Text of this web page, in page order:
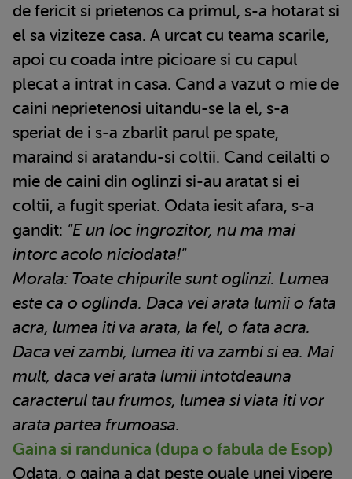
de fericit si prietenos ca primul, s-a hotarat si
el sa viziteze casa. A urcat cu teama scarile,
apoi cu coada intre picioare si cu capul
plecat a intrat in casa. Cand a vazut o mie de
caini neprietenosi uitandu-se la el, s-a
speriat de i s-a zbarlit parul pe spate,
maraind si aratandu-si coltii. Cand ceilalti o
mie de caini din oglinzi si-au aratat si ei
coltii, a fugit speriat. Odata iesit afara, s-a
gandit: "E un loc ingrozitor, nu ma mai
intorc acolo niciodata!"
Morala: Toate chipurile sunt oglinzi. Lumea
este ca o oglinda. Daca vei arata lumii o fata
acra, lumea iti va arata, la fel, o fata acra.
Daca vei zambi, lumea iti va zambi si ea. Mai
mult, daca vei arata lumii intotdeauna
caracterul tau frumos, lumea si viata iti vor
arata partea frumoasa.
Gaina si randunica (dupa o fabula de Esop)
Odata, o gaina a dat peste ouale unei vipere